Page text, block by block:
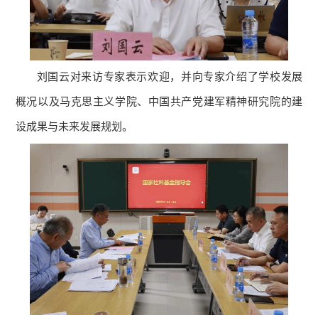
刘国云对来访专家表示欢迎，并向专家介绍了学校发展
概况以及马克思主义学院、中国共产党建军精神研究院的建
设成果与未来发展规划。